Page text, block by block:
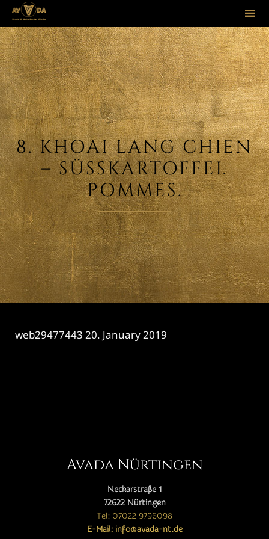
to
8. KHOAI LANG CHIEN
– SÜSSKARTOFFEL P
OMMES.
web29477443 20. January 2019
Avada Nürtingen
Neckarstraße 1
72622 Nürtingen
Tel: 07022 9796098
E-Mail: info@avada-nt.de